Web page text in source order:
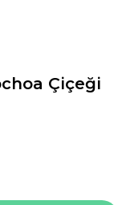
Çiçeği